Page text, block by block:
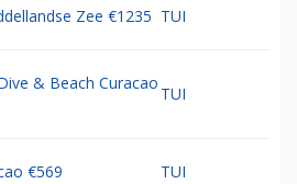
Zee €1235 TUI
& Beach Curacao
TUI
€569 TUI